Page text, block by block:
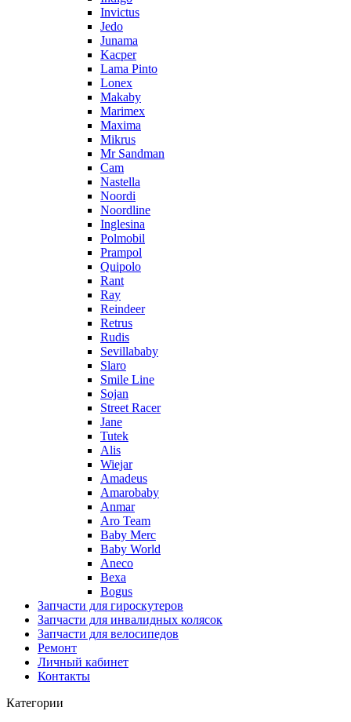
Invictus
Jedo
Junama
Kacper
Lama Pinto
Lonex
Makaby
Marimex
Maxima
Mikrus
Mr Sandman
Cam
Nastella
Noordi
Noordline
Inglesina
Polmobil
Prampol
Quipolo
Rant
Ray
Reindeer
Retrus
Rudis
Sevillababy
Slaro
Smile Line
Sojan
Street Racer
Jane
Tutek
Alis
Wiejar
Amadeus
Amarobaby
Anmar
Aro Team
Baby Merc
Baby World
Aneco
Bexa
Bogus
Запчасти для гироскутеров
Запчасти для инвалидных колясок
Запчасти для велосипедов
Ремонт
Личный кабинет
Контакты
Категории